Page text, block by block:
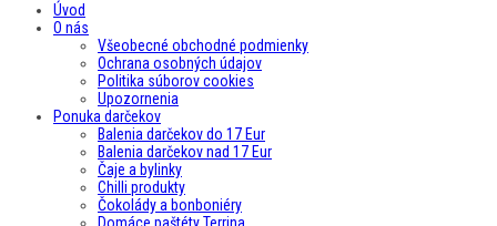
Úvod
O nás
Všeobecné obchodné podmienky
Ochrana osobných údajov
Politika súborov cookies
Upozornenia
Ponuka darčekov
Balenia darčekov do 17 Eur
Balenia darčekov nad 17 Eur
Čaje a bylinky
Chilli produkty
Čokolády a bonboniéry